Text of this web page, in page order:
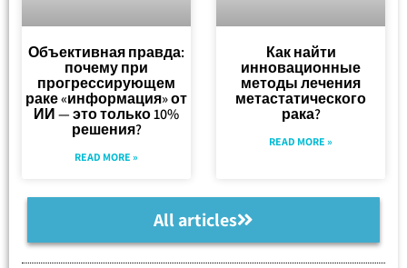
Объективная правда:
почему при
прогрессирующем
раке «информация» от
ИИ — это только 10%
решения?
READ MORE »
Как найти
инновационные
методы лечения
метастатического
рака?
READ MORE »
All articles